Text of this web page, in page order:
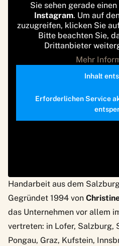
Sie sehen gerade
Instagram. Um auf
zuzugreifen, klicken Sie
Bitte beachten Sie,
Drittanbieter
Mehr
Inhalt
Erforderlichen Service
Handarbeit aus dem
Gegründet 1994 von
das Unternehmen vor allem
vertreten: in Lofer, Salzburg,
Pongau, Graz, Kufstein,